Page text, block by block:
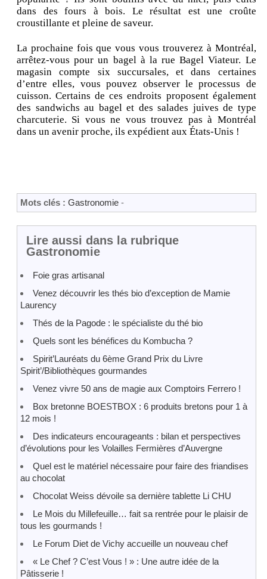
dans des fours à bois. Le résultat est une croûte
croustillante et pleine de saveur.
La prochaine fois que vous vous trouverez à Montréal,
arrêtez-vous pour un bagel à la rue Bagel Viateur. Le
magasin compte six succursales, et dans certaines
d’entre elles, vous pouvez observer le processus de
cuisson. Certains de ces endroits proposent également
des sandwichs au bagel et des salades juives de type
charcuterie. Si vous ne vous trouvez pas à Montréal
dans un avenir proche, ils expédient aux États-Unis !
Mots clés : Gastronomie -
Lire aussi dans la rubrique
Gastronomie
Foie gras artisanal
Venez découvrir les thés bio d’exception de Mamie
Laurency
Thés de la Pagode : le spécialiste du thé bio
Quels sont les bénéfices du Kombucha ?
Spirit’Lauréats du 6ème Grand Prix du Livre
Spirit’/Bibliothèques gourmandes
Venez vivre 50 ans de magie aux Comptoirs Ferrero !
Box bretonne BOESTBOX : 6 produits bretons pour 1 à
12 mois !
Des indicateurs encourageants : bilan et perspectives
d’évolutions pour les Volailles Fermières d’Auvergne
Quel est le matériel nécessaire pour faire des friandises
au chocolat
Chocolat Weiss dévoile sa dernière tablette Li CHU
Le Mois du Millefeuille… fait sa rentrée pour le plaisir de
tous les gourmands !
Le Forum Diet de Vichy accueille un nouveau chef
« Le Chef ? C’est Vous ! » : Une autre idée de la
Pâtisserie !